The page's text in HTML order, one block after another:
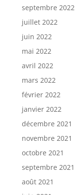
septembre 2022
juillet 2022
juin 2022
mai 2022
avril 2022
mars 2022
février 2022
janvier 2022
décembre 2021
novembre 2021
octobre 2021
septembre 2021
août 2021